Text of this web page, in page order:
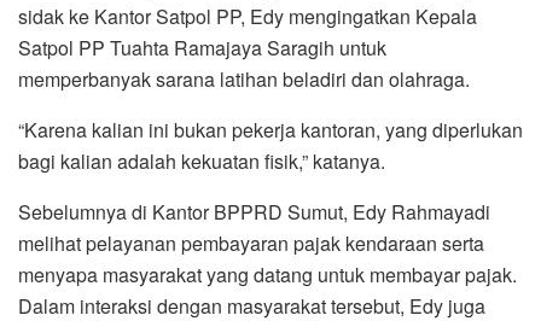
sidak ke Kantor Satpol PP, Edy mengingatkan Kepala
Satpol PP Tuahta Ramajaya Saragih untuk
memperbanyak sarana latihan beladiri dan olahraga.
“Karena kalian ini bukan pekerja kantoran, yang diperlukan
bagi kalian adalah kekuatan fisik,” katanya.
Sebelumnya di Kantor BPPRD Sumut, Edy Rahmayadi
melihat pelayanan pembayaran pajak kendaraan serta
menyapa masyarakat yang datang untuk membayar pajak.
Dalam interaksi dengan masyarakat tersebut, Edy juga